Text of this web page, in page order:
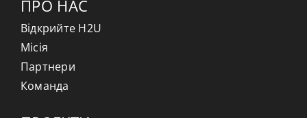
ПРО НАС
Відкрийте H2U
Місія
Партнери
Команда